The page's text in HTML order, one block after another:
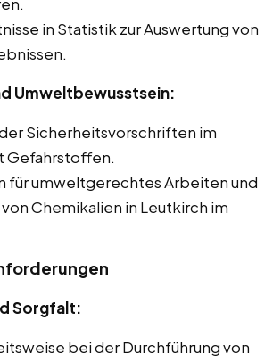
in Statistik zur Auswertung von
Umweltbewusstsein:
Sicherheitsvorschriften im
Gefahrstoffen.
für umweltgerechtes Arbeiten und
Chemikalien in Leutkirch im
Sorgfalt:
bei der Durchführung von